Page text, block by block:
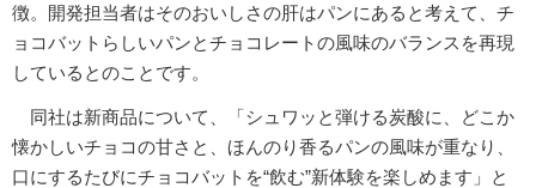
徴。開発担当者はそのおいしさの肝はパンにあると考えて、チ
ョコバットらしいパンとチョコレートの風味のバランスを再現
しているとのことです。
同社は新商品について、「シュワッと弾ける炭酸に、どこか
懐かしいチョコの甘さと、ほんのり香るパンの風味が重なり、
口にするたびにチョコバットを“飲む”新体験を楽しめます」と